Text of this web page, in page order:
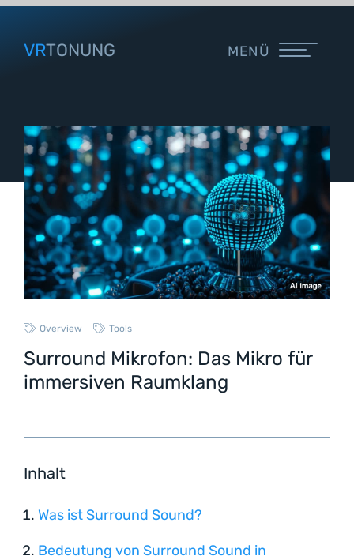
VRTONUNG MENÜ
Overview Tools
Surround Mikrofon: Das Mikro für
immersiven Raumklang
Inhalt
Was ist Surround Sound?
Bedeutung von Surround Sound in